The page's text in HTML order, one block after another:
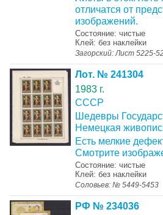
отличатся от
изображений.
Состояние: чистые
Клей: без наклейки
Загорский: Лист 5225-
Лот. № 241304
1983 г.
СССР
Шедевры
Немецкая
Есть мелкие
Смотрите
Состояние: чистые
Клей: без наклейки
Соловьев: № 5449-5453
РФ № 234036